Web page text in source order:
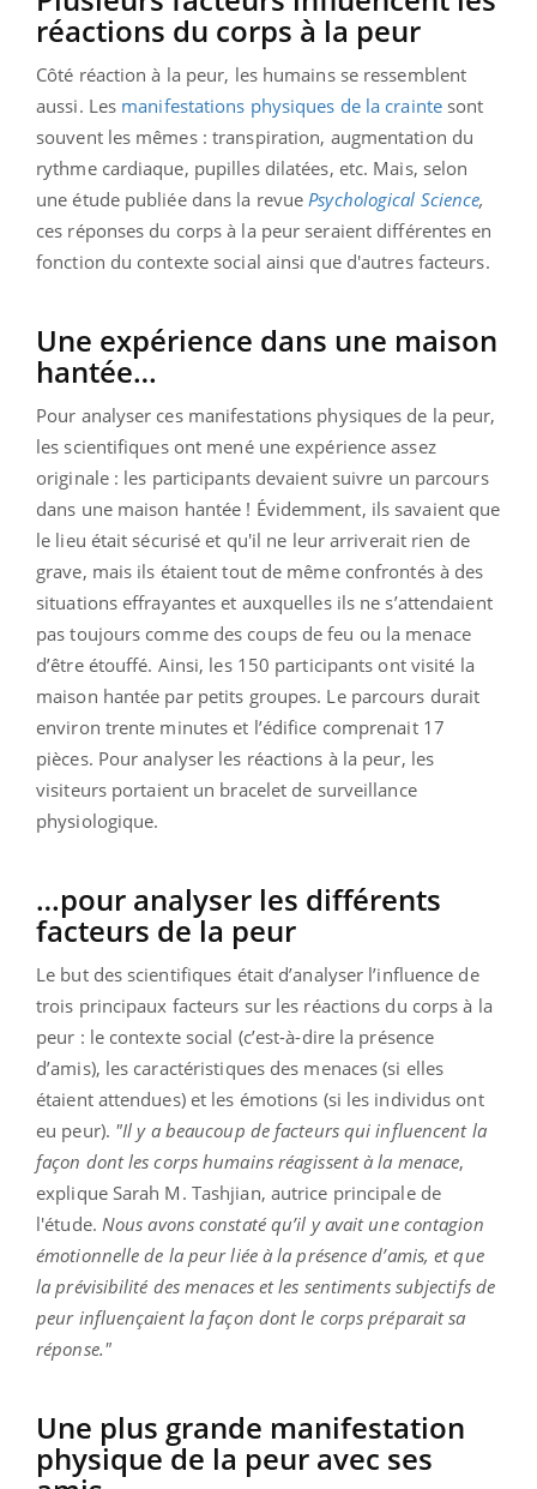
réactions du corps à la peur
Côté réaction à la peur, les humains se ressemblent
aussi. Les manifestations physiques de la craintesont
souvent les mêmes : transpiration, augmentation du
rythme cardiaque, pupilles dilatées, etc. Mais, selon
une étude publiée dans la revue Psychological Science,
ces réponses du corps à la peur seraient différentes en
fonction du contexte social ainsi que d'autres facteurs.
Une expérience dans une maison
hantée…
Pour analyser ces manifestations physiques de la peur,
les scientifiques ont mené une expérience assez
originale : les participants devaient suivre un parcours
dans une maison hantée ! Évidemment, ils savaient que
le lieu était sécurisé et qu'il ne leur arriverait rien de
grave, mais ils étaient tout de même confrontés à des
situations effrayantes et auxquelles ils ne s’attendaient
pas toujours comme des coups de feu ou la menace
d’être étouffé. Ainsi, les 150 participants ont visité la
maison hantée par petits groupes. Le parcours durait
environ trente minutes et l’édifice comprenait 17
pièces. Pour analyser les réactions à la peur, les
visiteurs portaient un bracelet de surveillance
physiologique.
…pour analyser les différents
facteurs de la peur
Le but des scientifiques était d’analyser l’influence de
trois principaux facteurs sur les réactions du corps à la
peur : le contexte social (c’est-à-dire la présence
d’amis), les caractéristiques des menaces (si elles
étaient attendues) et les émotions (si les individus ont
eu peur). "Il y a beaucoup de facteurs qui influencent la
façon dont les corps humains réagissent à la menace,
explique Sarah M. Tashjian, autrice principale de
l'étude. Nous avons constaté qu’il y avait une contagion
émotionnelle de la peur liée à la présence d’amis, et que
la prévisibilité des menaces et les sentiments subjectifs de
peur influençaient la façon dont le corps préparait sa
réponse."
Une plus grande manifestation
physique de la peur avec ses